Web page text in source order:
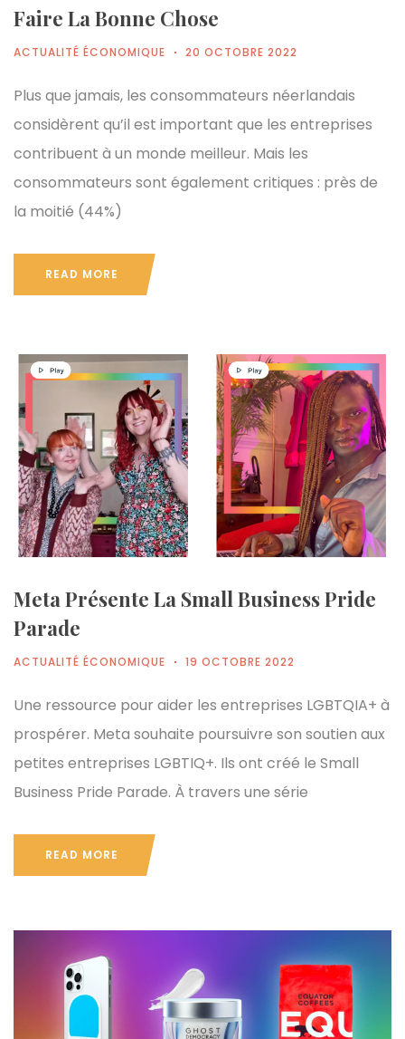
Faire La Bonne Chose
ACTUALITÉ ÉCONOMIQUE 20 OCTOBRE 2022
Plus que jamais, les consommateurs néerlandais
considèrent qu’il est important que les entreprises
contribuent à un monde meilleur. Mais les
consommateurs sont également critiques : près de
la moitié (44%)
READ MORE
Meta Présente La Small Business Pride
Parade
ACTUALITÉ ÉCONOMIQUE 19 OCTOBRE 2022
Une ressource pour aider les entreprises LGBTQIA+ à
prospérer. Meta souhaite poursuivre son soutien aux
petites entreprises LGBTIQ+. Ils ont créé le Small
Business Pride Parade. À travers une série
READ MORE